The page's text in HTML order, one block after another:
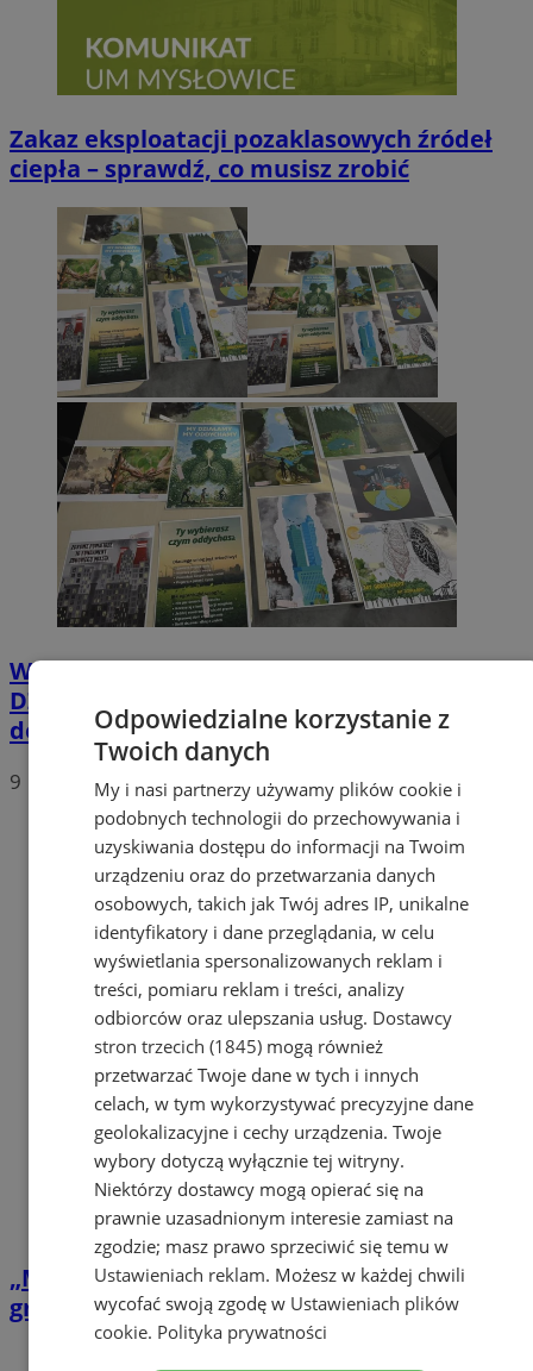
Zakaz eksploatacji pozaklasowych źródeł
ciepła – sprawdź, co musisz zrobić
Wyniki konkursu "MY ODDYCHAMY, MY
DZIAŁAMY”– młodzież z Mysłowic inspiruje
do zmian
9
„My oddychamy, my działamy!” – konkurs
graficzny dla młodzieży z Mysłowic
Odpowiedzialne korzystanie z
Twoich danych
My i nasi partnerzy używamy plików cookie i
podobnych technologii do przechowywania i
uzyskiwania dostępu do informacji na Twoim
urządzeniu oraz do przetwarzania danych
osobowych, takich jak Twój adres IP, unikalne
identyfikatory i dane przeglądania, w celu
wyświetlania spersonalizowanych reklam i
treści, pomiaru reklam i treści, analizy
odbiorców oraz ulepszania usług. Dostawcy
stron trzecich (1845) mogą również
przetwarzać Twoje dane w tych i innych
celach, w tym wykorzystywać precyzyjne dane
geolokalizacyjne i cechy urządzenia. Twoje
wybory dotyczą wyłącznie tej witryny.
Niektórzy dostawcy mogą opierać się na
prawnie uzasadnionym interesie zamiast na
zgodzie; masz prawo sprzeciwić się temu w
Ustawieniach reklam. Możesz w każdej chwili
wycofać swoją zgodę w Ustawieniach plików
cookie. Polityka prywatności